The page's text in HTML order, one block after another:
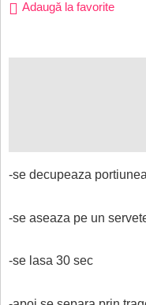
Adaugă la favorite
-se decupeaza
-se aseaza pe un
-se lasa 30 sec